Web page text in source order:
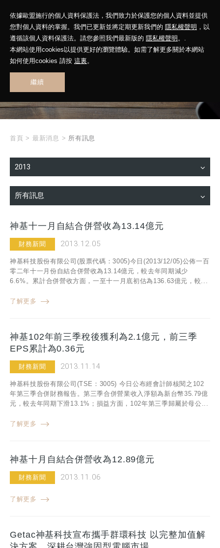
依據歐盟施行的個人資料保護法，我們致力於保護您的個人資料並提供
您對個人資料的掌握。我們已更新並將定期更新我們的 隱私權聲明 ，以
遵循該個人資料保護法。請您參照我們最新版的 隱私權聲明 。.
本網站使用cookies以提供更好的瀏覽體驗。如需了解更多關於本網站
如何使用cookies 請按 這裏。
繼續
WHAT'S NEW
首頁 > 最新消息 > 所有訊息
2013
所有訊息
神基十一月自結合併營收為13.14億元
財務新聞 2013.12.05
神基科技股份有限公司(股票代碼：3005)今日(2013/12/05)公佈一百
零二年十一月份自結合併營收為13.14億元，較去年同期減少
6.6%。累計合併營收方面，一至十一月底初估為136.63億元，較...
了解更多
神基102年前三季稅後獲利為2.1億元，前三季
EPS累計為0.36元
財務新聞 2013.11.14
神基科技股份有限公司(TSE：3005) 今日公布經會計師核閱之102
年第三季合併財務報告。第三季合併營業收入淨額為新台幣35.79億
元，較去年同期下滑13.1%；損益方面，102年第三季歸屬於母公...
了解更多
神基十月自結合併營收為12.89億元
財務新聞 2013.11.06
了解更多
Getac神基科技宣布攜手群環科技 以完整加值解